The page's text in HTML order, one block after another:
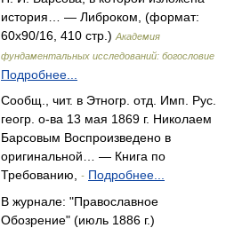
история… — Либроком, (формат:
60x90/16, 410 стр.) Академия
фундаментальных исследований: богословие
Подробнее...
Сообщ., чит. в Этногр. отд. Имп. Рус.
геогр. о-ва 13 мая 1869 г. Николаем
Барсовым Воспроизведено в
оригинальной… — Книга по
Требованию,
- Подробнее...
В журнале: "Православное
Обозрение" (июль 1886 г.)